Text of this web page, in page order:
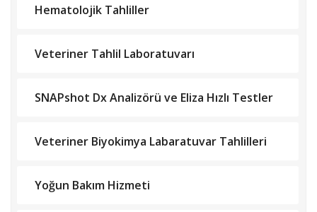
Hematolojik Tahliller
Veteriner Tahlil Laboratuvarı
SNAPshot Dx Analizörü ve Eliza Hızlı Testler
Veteriner Biyokimya Labaratuvar Tahlilleri
Yoğun Bakım Hizmeti